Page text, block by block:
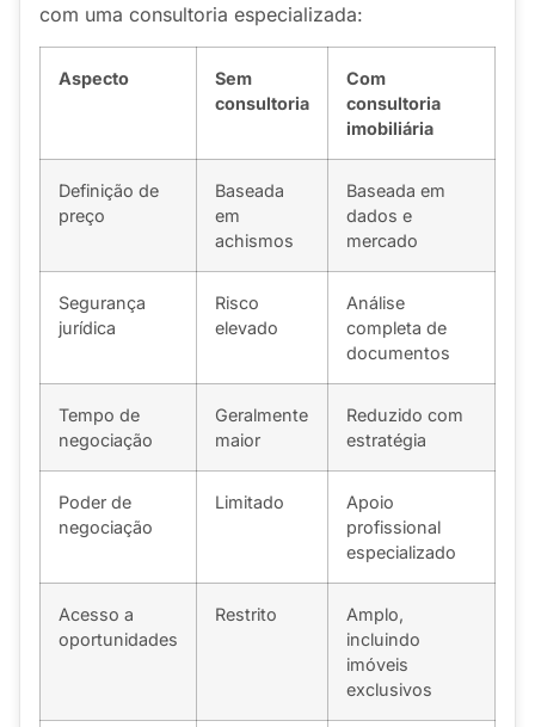
com uma consultoria especializada:
Aspecto
Sem
consultoria
Com
consultoria
imobiliária
Definição de
preço
Baseada
em
achismos
Baseada em
dados e
mercado
Segurança
jurídica
Risco
elevado
Análise
completa de
documentos
Tempo de
negociação
Geralmente
maior
Reduzido com
estratégia
Poder de
negociação
Limitado
Apoio
profissional
especializado
Acesso a
oportunidades
Restrito
Amplo,
incluindo
imóveis
exclusivos